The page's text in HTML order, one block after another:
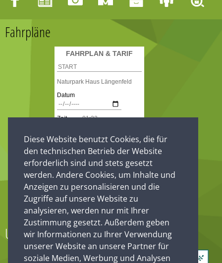
Diese Website benutzt Cookies, die für
den technischen Betrieb der Website
erforderlich sind und stets gesetzt
werden. Andere Cookies, um Inhalte und
Anzeigen zu personalisieren und die
Zugriffe auf unsere Website zu
analysieren, werden nur mit Ihrer
Zustimmung gesetzt. Außerdem geben
wir Informationen zu Ihrer Verwendung
unserer Website an unsere Partner für
soziale Medien, Werbung und Analysen
Fahrpläne
Unsere Partner